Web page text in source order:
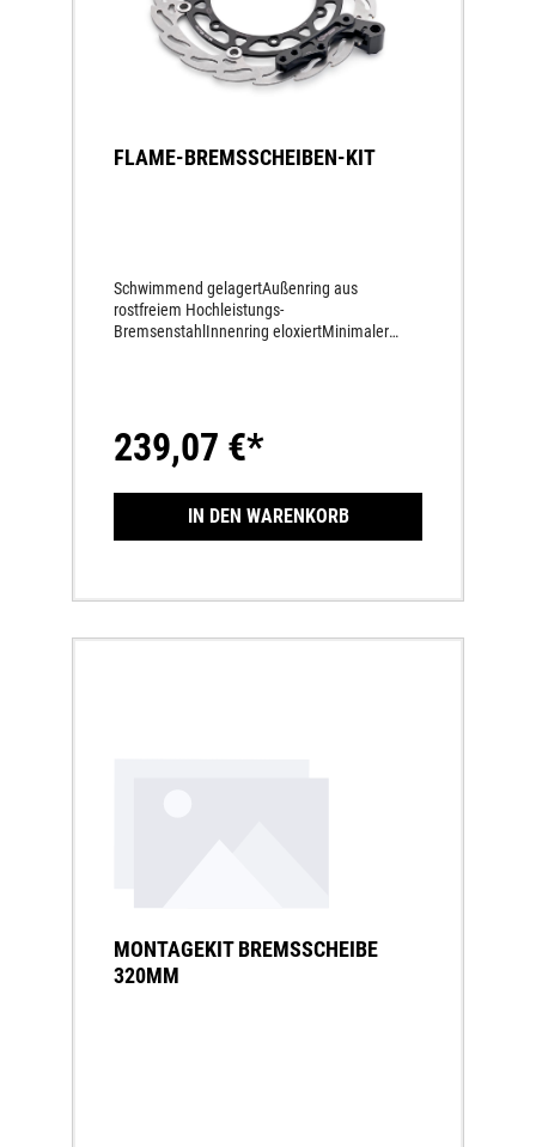
FLAME-BREMSSCHEIBEN-KIT
Schwimmend gelagertAußenring aus
rostfreiem Hochleistungs-
BremsenstahlInnenring eloxiertMinimaler
eloxierten Bremssattelträger für Brembo
Bremssysteme
239,07 €*
IN DEN WARENKORB
MONTAGEKIT BREMSSCHEIBE
320MM